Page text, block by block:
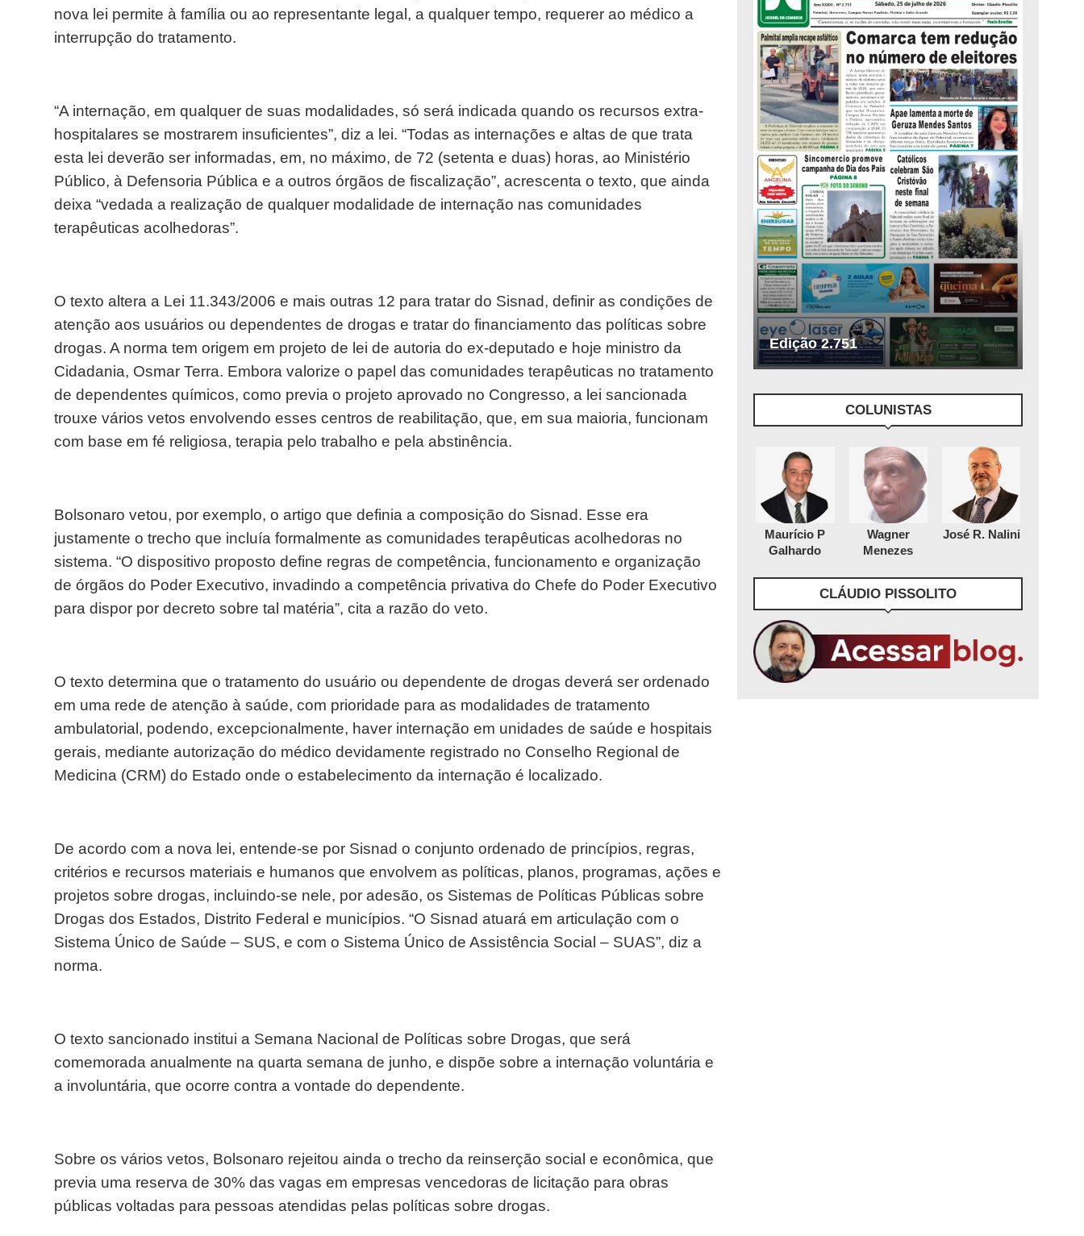
nova lei permite à família ou ao representante legal, a qualquer tempo, requerer ao médico a
interrupção do tratamento.
“A internação, em qualquer de suas modalidades, só será indicada quando os recursos extra-
hospitalares se mostrarem insuficientes”, diz a lei. “Todas as internações e altas de que trata
esta lei deverão ser informadas, em, no máximo, de 72 (setenta e duas) horas, ao Ministério
Público, à Defensoria Pública e a outros órgãos de fiscalização”, acrescenta o texto, que ainda
deixa “vedada a realização de qualquer modalidade de internação nas comunidades
terapêuticas acolhedoras”.
O texto altera a Lei 11.343/2006 e mais outras 12 para tratar do Sisnad, definir as condições de
atenção aos usuários ou dependentes de drogas e tratar do financiamento das políticas sobre
drogas. A norma tem origem em projeto de lei de autoria do ex-deputado e hoje ministro da
Cidadania, Osmar Terra. Embora valorize o papel das comunidades terapêuticas no tratamento
de dependentes químicos, como previa o projeto aprovado no Congresso, a lei sancionada
trouxe vários vetos envolvendo esses centros de reabilitação, que, em sua maioria, funcionam
com base em fé religiosa, terapia pelo trabalho e pela abstinência.
Bolsonaro vetou, por exemplo, o artigo que definia a composição do Sisnad. Esse era
justamente o trecho que incluía formalmente as comunidades terapêuticas acolhedoras no
sistema. “O dispositivo proposto define regras de competência, funcionamento e organização
de órgãos do Poder Executivo, invadindo a competência privativa do Chefe do Poder Executivo
para dispor por decreto sobre tal matéria”, cita a razão do veto.
O texto determina que o tratamento do usuário ou dependente de drogas deverá ser ordenado
em uma rede de atenção à saúde, com prioridade para as modalidades de tratamento
ambulatorial, podendo, excepcionalmente, haver internação em unidades de saúde e hospitais
gerais, mediante autorização do médico devidamente registrado no Conselho Regional de
Medicina (CRM) do Estado onde o estabelecimento da internação é localizado.
De acordo com a nova lei, entende-se por Sisnad o conjunto ordenado de princípios, regras,
critérios e recursos materiais e humanos que envolvem as políticas, planos, programas, ações e
projetos sobre drogas, incluindo-se nele, por adesão, os Sistemas de Políticas Públicas sobre
Drogas dos Estados, Distrito Federal e municípios. “O Sisnad atuará em articulação com o
Sistema Único de Saúde – SUS, e com o Sistema Único de Assistência Social – SUAS”, diz a
norma.
O texto sancionado institui a Semana Nacional de Políticas sobre Drogas, que será
comemorada anualmente na quarta semana de junho, e dispõe sobre a internação voluntária e
a involuntária, que ocorre contra a vontade do dependente.
Sobre os vários vetos, Bolsonaro rejeitou ainda o trecho da reinserção social e econômica, que
previa uma reserva de 30% das vagas em empresas vencedoras de licitação para obras
públicas voltadas para pessoas atendidas pelas políticas sobre drogas.
Edição 2.751
COLUNISTAS
Maurício P
Galhardo
Wagner
Menezes
José R. Nalini
CLÁUDIO PISSOLITO